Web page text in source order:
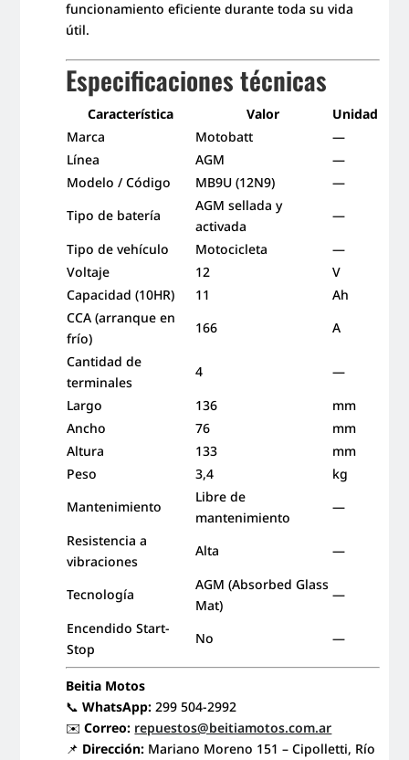
funcionamiento eficiente durante toda su vida
útil.
Especificaciones técnicas
Característica Valor
Unidad
Marca
Motobatt
—
Línea
AGM
—
Modelo / Código
MB9U (12N9)
—
Tipo de batería
AGM sellada y
activada
—
Tipo de vehículo
Motocicleta
—
Voltaje
12
V
Capacidad (10HR)
11
Ah
CCA (arranque en
frío)
166
A
Cantidad de
terminales
4
—
Largo
136
mm
Ancho
76
mm
Altura
133
mm
Peso
3,4
kg
Mantenimiento
Libre de
mantenimiento
—
Resistencia a
vibraciones
Alta —
Tecnología
AGM (Absorbed Glass
Mat)
—
Encendido Start-
Stop
No —
Beitia Motos
📞WhatsApp: 299 504-2992
✉️Correo: repuestos@beitiamotos.com.ar
📌 Dirección: Mariano Moreno 151 – Cipolletti, Río